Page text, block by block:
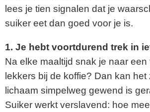
lees je tien signalen dat je
suiker eet dan goed voor je is.
1. Je hebt voortdurend trek in
Na elke maaltijd snak je naar een
lekkers bij de koffie? Dan kan het
lichaam simpelweg gewend is
Suiker werkt verslavend: hoe